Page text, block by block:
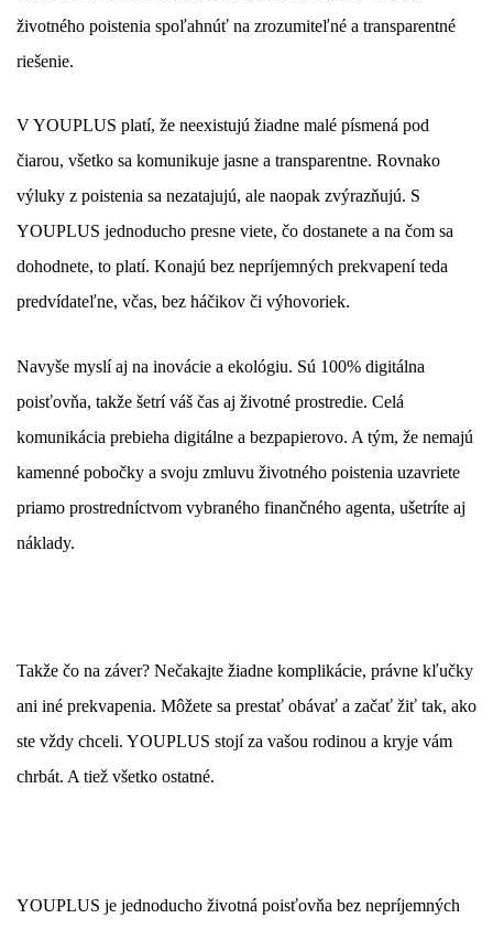
životného poistenia spoľahnúť na zrozumiteľné a transparentné
riešenie.
V YOUPLUS platí, že neexistujú žiadne malé písmená pod
čiarou, všetko sa komunikuje jasne a transparentne. Rovnako
výluky z poistenia sa nezatajujú, ale naopak zvýrazňujú. S
YOUPLUS jednoducho presne viete, čo dostanete a na čom sa
dohodnete, to platí. Konajú bez nepríjemných prekvapení teda
predvídateľne, včas, bez háčikov či výhovoriek.
Navyše myslí aj na inovácie a ekológiu. Sú 100% digitálna
poisťovňa, takže šetrí váš čas aj životné prostredie. Celá
komunikácia prebieha digitálne a bezpapierovo. A tým, že nemajú
kamenné pobočky a svoju zmluvu životného poistenia uzavriete
priamo prostredníctvom vybraného finančného agenta, ušetríte aj
náklady.
Takže čo na záver? Nečakajte žiadne komplikácie, právne kľučky
ani iné prekvapenia. Môžete sa prestať obávať a začať žiť tak, ako
ste vždy chceli. YOUPLUS stojí za vašou rodinou a kryje vám
chrbát. A tiež všetko ostatné.
YOUPLUS je jednoducho životná poisťovňa bez nepríjemných